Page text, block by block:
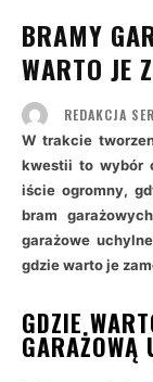
BRAMY
WARTO JE
REDAKCJA
W trakcie
kwestii to wybór
iście ogromny,
bram
garażowe
gdzie warto je
GDZIE
GARAŻOWĄ